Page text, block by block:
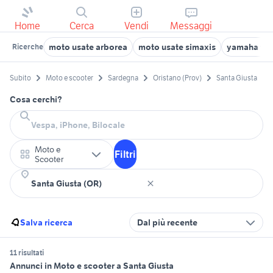
Home Cerca Vendi Messaggi
Ricerche moto usate arborea moto usate simaxis yamaha
Subito Moto e scooter Sardegna Oristano (Prov) Santa Giusta
Cosa cerchi?
Moto e
Scooter
Filtri
Salva ricerca Dal più recente
11 risultati
Annunci in Moto e scooter a Santa Giusta